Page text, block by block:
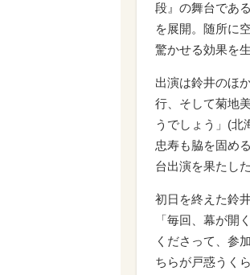
段』の舞台であ
を展開。随所に
驚かせる効果を
出演は鈴井のほ
行、そして菊地
うでしょう」(北
忠寿も脇を固め
台出演を果たした
初日を終えた鈴
「毎回、幕が開
くださって、参
ちらが戸惑うく